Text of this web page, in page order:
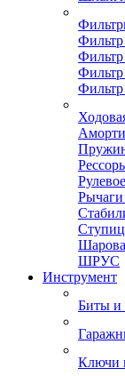
Фильтр
Рычаги
ШРУС
Инструмент
Биты и
Ключи